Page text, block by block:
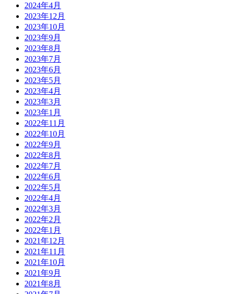
2024年4月
2023年12月
2023年10月
2023年9月
2023年8月
2023年7月
2023年6月
2023年5月
2023年4月
2023年3月
2023年1月
2022年11月
2022年10月
2022年9月
2022年8月
2022年7月
2022年6月
2022年5月
2022年4月
2022年3月
2022年2月
2022年1月
2021年12月
2021年11月
2021年10月
2021年9月
2021年8月